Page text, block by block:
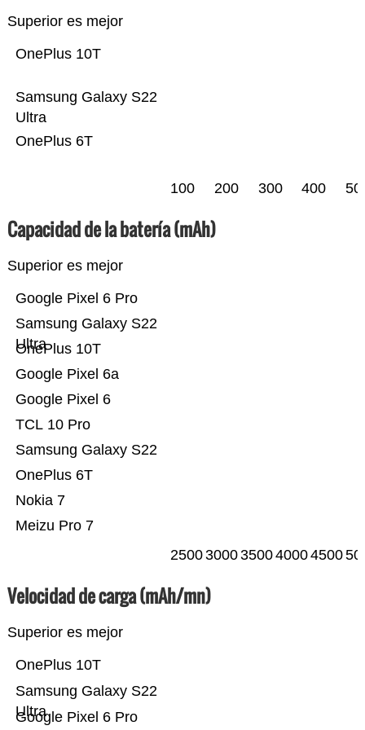
Superior es mejor
OnePlus 6T
Samsung Galaxy S22
Ultra
OnePlus 10T
100 200 300 400
Capacidad de la batería (mAh)
Superior es mejor
Meizu Pro 7
Nokia 7
OnePlus 6T
Samsung Galaxy S22
TCL 10 Pro
Google Pixel 6
Google Pixel 6a
OnePlus 10T
Samsung Galaxy S22
Ultra
Google Pixel 6 Pro
25003000350040004500
Velocidad de carga (mAh/mn)
Superior es mejor
Google Pixel 6 Pro
Samsung Galaxy S22
Ultra
OnePlus 10T